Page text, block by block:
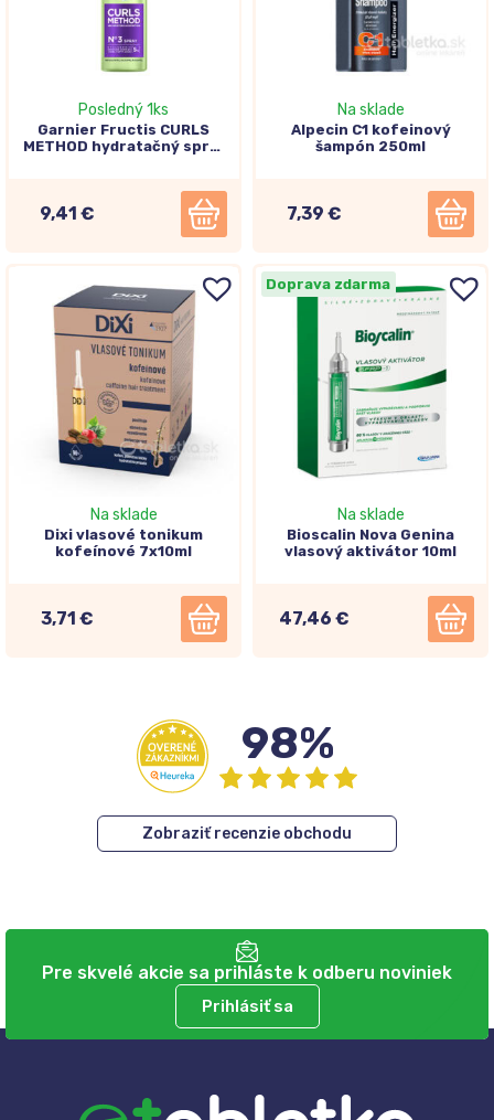
Posledný 1ks
Garnier Fructis CURLS
METHOD hydratačný sprej
9,41 €
Na sklade
Alpecin C1 kofeinový
šampón 250ml
7,39 €
Na sklade
Dixi vlasové tonikum
kofeínové 7x10ml
3,71 €
Doprava zdarma
Na sklade
Bioscalin Nova Genina
vlasový aktivátor 10ml
47,46 €
98%
Zobraziť recenzie obchodu
Pre skvelé akcie sa prihláste k odberu noviniek
Prihlásiť sa